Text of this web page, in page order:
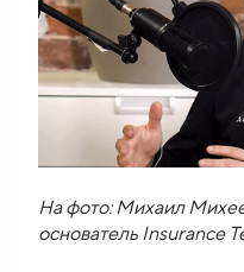
На фото: Михаил
основатель Insurance